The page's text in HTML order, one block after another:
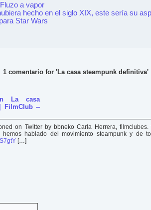
a vapor
hecho en el siglo XIX, este sería su
Star Wars
1 comentario for 'La casa steampunk definitiva'
La casa
FilmClub --
on Twitter by bbneko Carla Herrera,
hemos hablado del movimiento steampunk y de
[…]